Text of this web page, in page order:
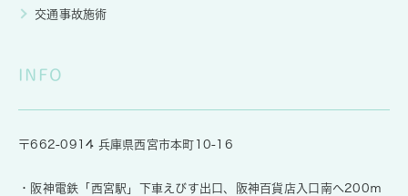
交通事故施術
INFO
〒662-0914 兵庫県西宮市本町10-16
・阪神電鉄「西宮駅」下車えびす出口、阪神百貨店入口南へ200ｍ